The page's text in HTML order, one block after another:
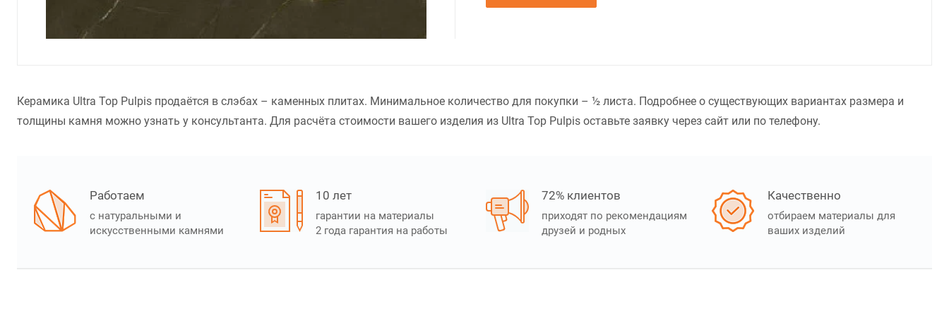
Керамика Ultra Top Pulpis продаётся в слэбах – каменных плитах. Минимальное количество для покупки – ½ листа. Подробнее о существующих вариантах размера и
толщины камня можно узнать у консультанта. Для расчёта стоимости вашего изделия из Ultra Top Pulpis оставьте заявку через сайт или по телефону.
Работаем
с натуральными и
искусственными камнями
10 лет
гарантии на материалы
2 года гарантия на работы
72% клиентов
приходят по рекомендациям
друзей и родных
Качественно
отбираем материалы для
ваших изделий